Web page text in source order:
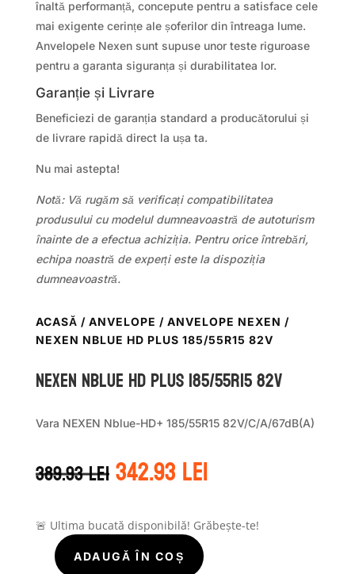
înaltă performanță, concepute pentru a satisface cele
mai exigente cerințe ale șoferilor din întreaga lume.
Anvelopele Nexen sunt supuse unor teste riguroase
pentru a garanta siguranța și durabilitatea lor.
Garanție și Livrare
Beneficiezi de garanția standard a producătorului și
de livrare rapidă direct la ușa ta.
Nu mai astepta!
Notă: Vă rugăm să verificați compatibilitatea
produsului cu modelul dumneavoastră de autoturism
înainte de a efectua achiziția. Pentru orice întrebări,
echipa noastră de experți este la dispoziția
dumneavoastră.
ACASĂ / ANVELOPE / ANVELOPE NEXEN /
NEXEN NBLUE HD PLUS 185/55R15 82V
Nexen NBLUE HD PLUS 185/55R15 82V
Vara NEXEN Nblue-HD+ 185/55R15 82V/C/A/67dB(A)
389.93leiPrețul
inițial
fost:
389.93 lei.
342.93leiPrețul
curent
342.93 lei.
🚨 Ultima bucată disponibilă! Grăbește-te!
CantitateADAUGĂ ÎN COȘ